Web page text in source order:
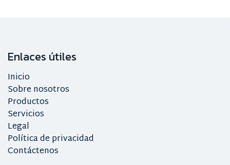
150 SX
150 XC
200 EXC
Enlaces útiles
Inicio
Sobre nosotros
Productos
Servicios
Legal
Política de privacidad
Contáctenos